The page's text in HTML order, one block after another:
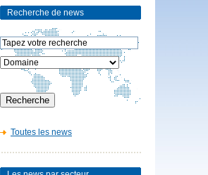
Recherche de news
Toutes les news